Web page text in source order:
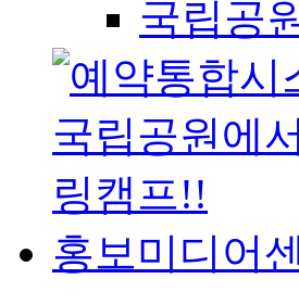
국립공
홍보미디어